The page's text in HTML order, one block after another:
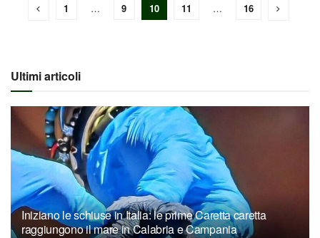
1 … 9 10 11 … 16
Ultimi articoli
Iniziano le schiuse in Italia: le prime Caretta caretta
raggiungono il mare in Calabria e Campania